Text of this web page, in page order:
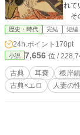
れて
そ
とい
この
収集
鎮衛
あります。 裕福な札差
年を
の。 当時、不義密通（不倫）は天下のご法度！密通をした
罪
町
歴史・時代 完結 短編
24h.ポイント 170pt
小説 7,656 位 /
古典 耳嚢 根岸
古典×エロ
人妻の性